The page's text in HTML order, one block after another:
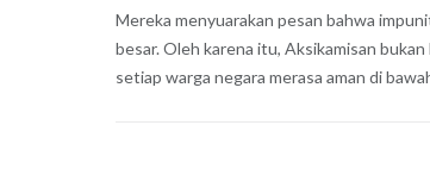
Mereka menyuarakan pesan bahwa
besar. Oleh karena itu, Aksikamisan
setiap warga negara merasa aman di